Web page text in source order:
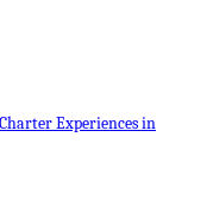
Experiences in